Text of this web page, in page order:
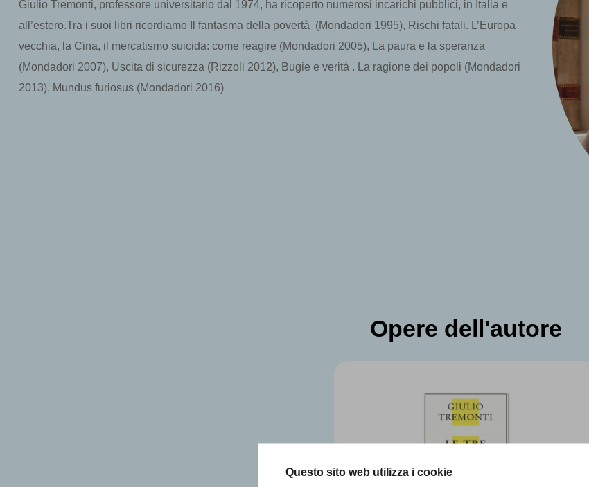
Questo sito web utilizza i cookie
Giulio Tremonti, professore universitario dal 1974, ha ricoperto numerosi incarichi pubblici, in Italia e
all’estero.Tra i suoi libri ricordiamo Il fantasma della povertà (Mondadori 1995), Rischi fatali. L’Europa
vecchia, la Cina, il mercatismo suicida: come reagire (Mondadori 2005), La paura e la speranza
(Mondadori 2007), Uscita di sicurezza (Rizzoli 2012), Bugie e verità . La ragione dei popoli (Mondadori
2013), Mundus furiosus (Mondadori 2016)
Opere dell'autore